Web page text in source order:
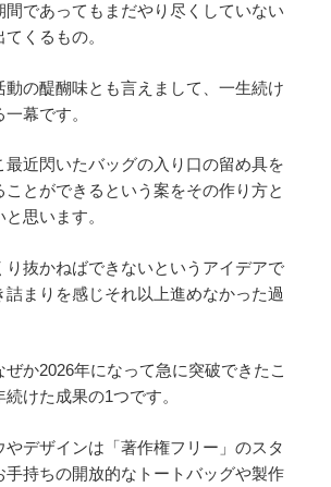
間であってもまだやり尽くしていない
くるもの。
動の醍醐味とも言えまして、一生続け
幕です。
最近閃いたバッグの入り口の留め具を
ことができるという案をその作り方と
思います。
り抜かねばできないというアイデアで
まりを感じそれ以上進めなかった過
か2026年になって急に突破できたこ
けた成果の1つです。
やデザインは「著作権フリー」のスタ
手持ちの開放的なトートバッグや製作